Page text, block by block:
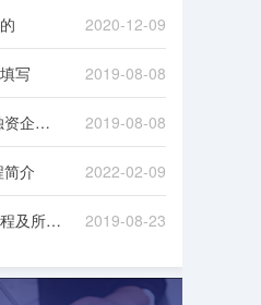
构，准备很多资料，下面八
司的具体流程！
2020-12-09
写 2019-08-08
什么是个体工商户 与个人独资企业有何不同 2019-08-08
介 2022-02-09
个体工商户营业执照办理流程及所需材料 2019-08-23